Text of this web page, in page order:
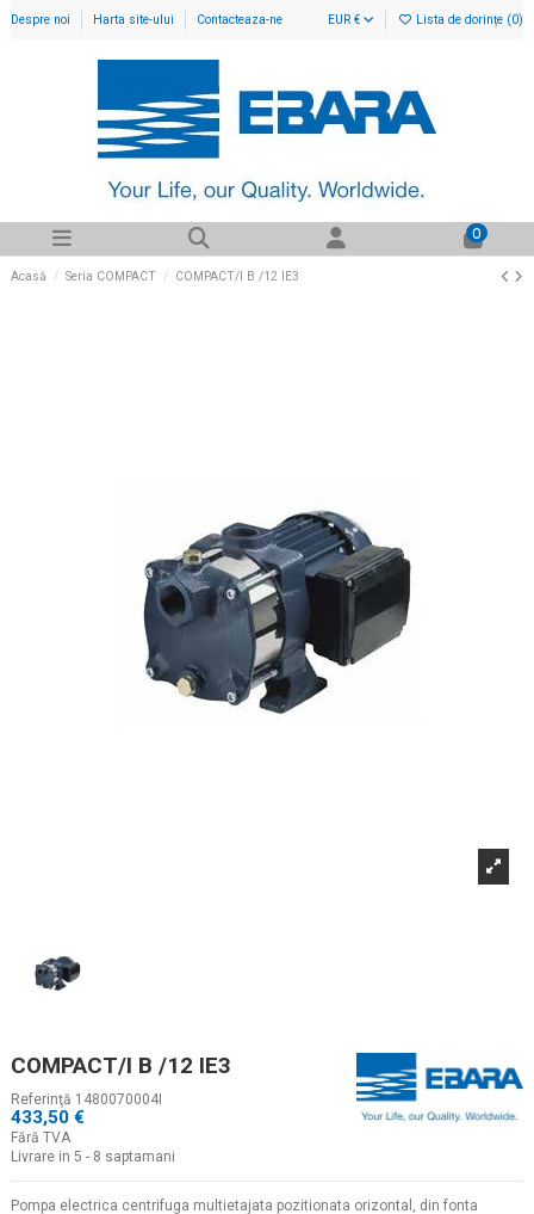
Despre noi Harta site-ului Contacteaza-ne EUR € Lista de dorințe (0)
0
Acasă Seria COMPACT COMPACT/I B /12 IE3
COMPACT/I B /12 IE3
Referinţă 1480070004I
433,50 €
Fără TVA
Livrare in 5 - 8 saptamani
Pompa electrica centrifuga multietajata pozitionata orizontal, din fonta